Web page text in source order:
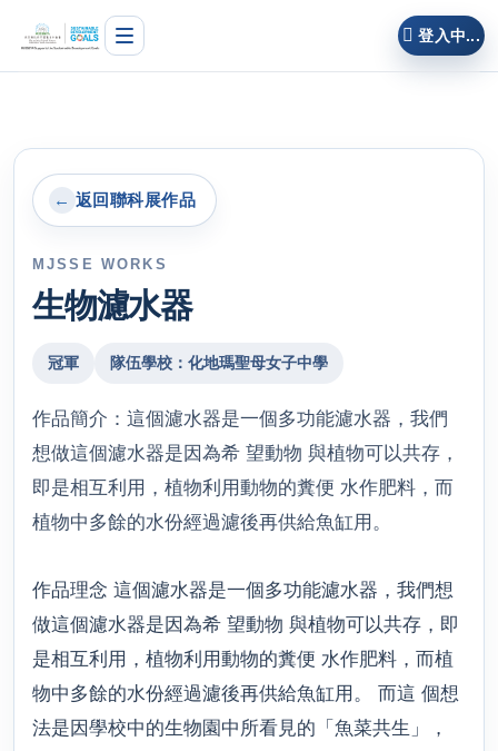
登入中...
← 返回聯科展作品
MJSSE WORKS
生物濾水器
冠軍 隊伍學校：化地瑪聖母女子中學
作品簡介：這個濾水器是一個多功能濾水器，我們
想做這個濾水器是因為希 望動物 與植物可以共存，
即是相互利用，植物利用動物的糞便 水作肥料，而
植物中多餘的水份經過濾後再供給魚缸用。
作品理念 這個濾水器是一個多功能濾水器，我們想
做這個濾水器是因為希 望動物 與植物可以共存，即
是相互利用，植物利用動物的糞便 水作肥料，而植
物中多餘的水份經過濾後再供給魚缸用。 而這 個想
法是因學校中的生物園中所看見的「魚菜共生」，